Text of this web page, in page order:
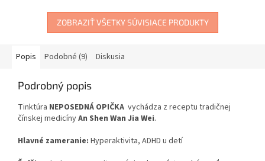
ZOBRAZIŤ VŠETKY SÚVISIACE PRODUKTY
Popis Podobné (9) Diskusia
Podrobný popis
Tinktúra NEPOSEDNÁ OPIČKA vychádza z receptu tradičnej
čínskej medicínyAn Shen Wan Jia Wei.
Hlavné zameranie: Hyperaktivita, ADHD u detí